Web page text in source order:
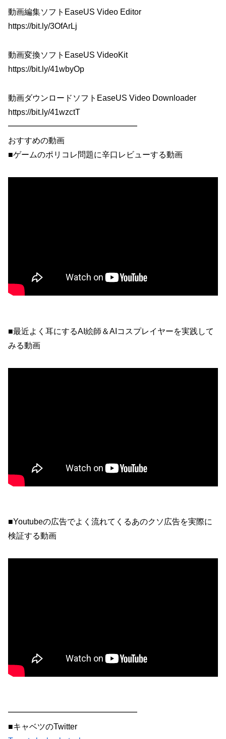
動画編集ソフトEaseUS Video Editor
https://bit.ly/3OfArLj
動画変換ソフトEaseUS VideoKit
https://bit.ly/41wbyOp
動画ダウンロードソフトEaseUS Video Downloader
https://bit.ly/41wzctT
━━━━━━━━━━━━━━━━
おすすめの動画
■ゲームのポリコレ問題に辛口レビューする動画
■最近よく耳にするAI絵師＆AIコスプレイヤーを実践して
みる動画
■Youtubeの広告でよく流れてくるあのクソ広告を実際に
検証する動画
━━━━━━━━━━━━━━━━
■キャベツのTwitter